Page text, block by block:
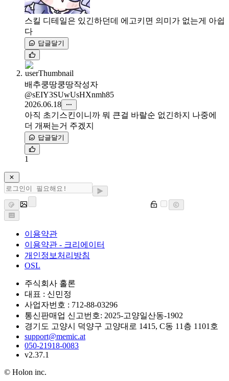
스킬 디테일은 있긴하던데 에고키면 의미가 없는게 아쉽
다
답글달기
배추쿵땅쿵땅작성자
@sEIY3SUwUsHXnmh85
2026.06.18
아직 초기스킨이니까 뭐 큰걸 바랄순 없긴하지 나중에
더 개쩌는거 주겠지
답글달기
1
이용약관
이용약관 - 크리에이터
개인정보처리방침
OSL
주식회사 홀론
대표 : 신민정
사업자번호 : 712-88-03296
통신판매업 신고번호: 2025-고양일산동-1902
경기도 고양시 덕양구 고양대로 1415, C동 11층 1101호
support@memic.at
050-21918-0083
v2.37.1
© Holon inc.